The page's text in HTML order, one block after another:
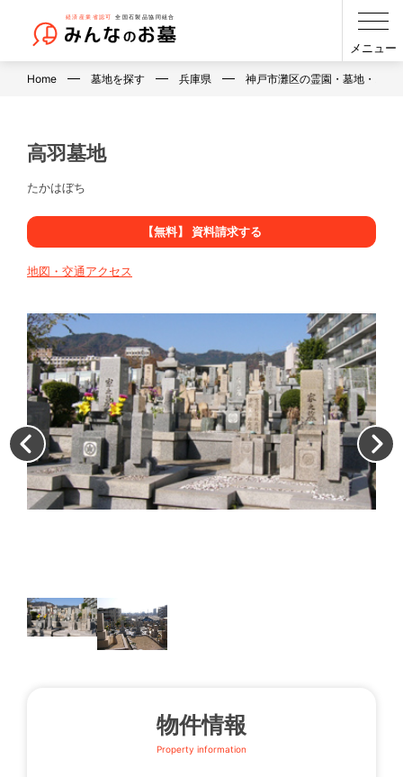
メニュー
Home 墓地を探す 兵庫県 神戸市灘区の霊園・墓地・お墓
高羽墓地
たかはぼち
【無料】 資料請求する
地図・交通アクセス
物件情報
Property information